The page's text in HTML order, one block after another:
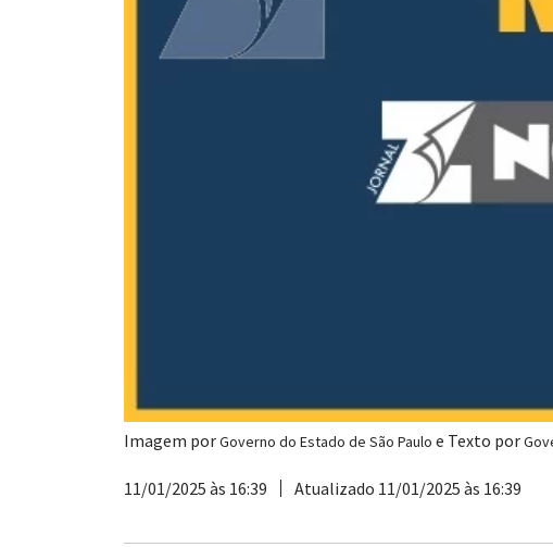
Imagem porGoverno do Estado de São Paulo e Texto por
11/01/2025 às 16:39 Atualizado 11/01/2025 às 16:39